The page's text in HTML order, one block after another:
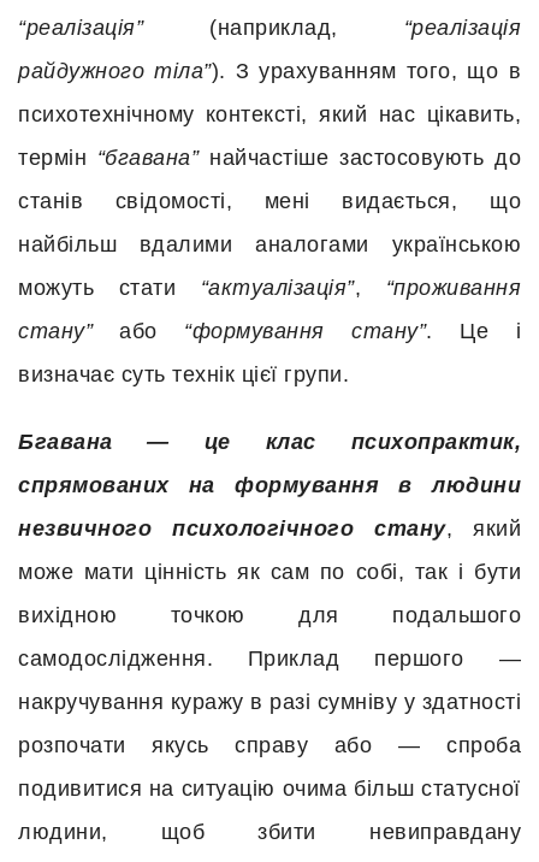
“реалізація”(наприклад, “реалізація
райдужного тіла”). З урахуванням того, що в
психотехнічному контексті, який нас цікавить,
термін “бгавана”найчастіше застосовують до
станів свідомості, мені видається, що
найбільш вдалими аналогами українською
можуть стати “актуалізація”, “проживання
стану”або “формування стану”. Це і
визначає суть технік цієї групи.
Бгавана — це клас психопрактик,
спрямованих на формування в людини
незвичного психологічного стану, який
може мати цінність як сам по собі, так і бути
вихідною точкою для подальшого
самодослідження. Приклад першого —
накручування куражу в разі сумніву у здатності
розпочати якусь справу або — спроба
подивитися на ситуацію очима більш статусної
людини, щоб збити невиправдану